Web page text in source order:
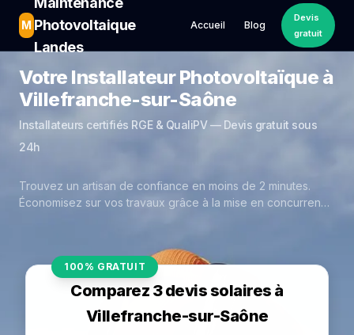
M Photovoltaique
Landes
Accueil Blog
Devis
gratuit
Votre Installateur Photovoltaïque à
Villefranche-sur-Saône
Installateurs certifiés RGE & QualiPV — Devis gratuit sous
24h
Trouvez un artisan de confiance en moins de 2 minutes.
Économisez sur vos travaux grâce à la mise en concurrence
100% GRATUIT
Comparez 3 devis solaires à
Villefranche-sur-Saône